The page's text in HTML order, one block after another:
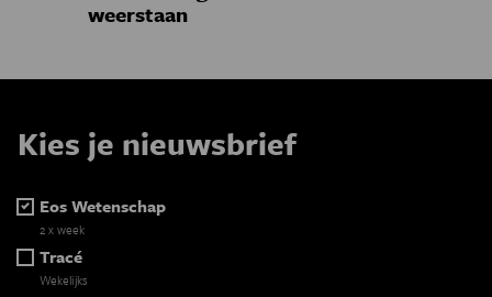
weerstaan
Kies je nieuwsbrief
Eos Wetenschap
2 x week
Tracé
Wekelijks